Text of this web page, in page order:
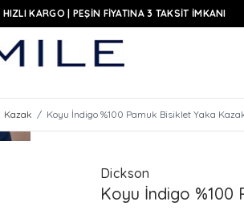
KARGO | PEŞİN FİYATINA 3 TAKSİT İMKANI
Kazak / Koyu İndigo %100 Pamuk Bisiklet Yaka
Dickson
Koyu İndigo %100